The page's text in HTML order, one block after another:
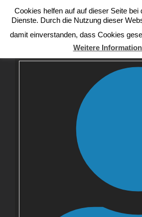
Inhalt
springen
Namibia
Cookies helfen auf auf dieser Seite bei
Dienste. Durch die Nutzung dieser
damit einverstanden, dass Cookies
Weitere